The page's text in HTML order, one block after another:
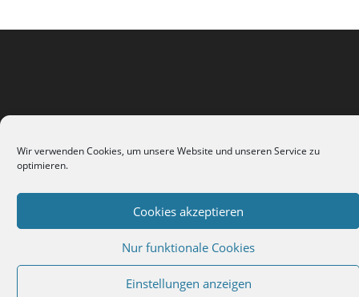
Wir verwenden Cookies, um unsere Website und unseren Service zu
optimieren.
Cookies akzeptieren
Nur funktionale Cookies
Einstellungen anzeigen
Impressum Kontakt Cookie-Richtlinie (EU)
Copyright 2026 - Andrea Liebetanz